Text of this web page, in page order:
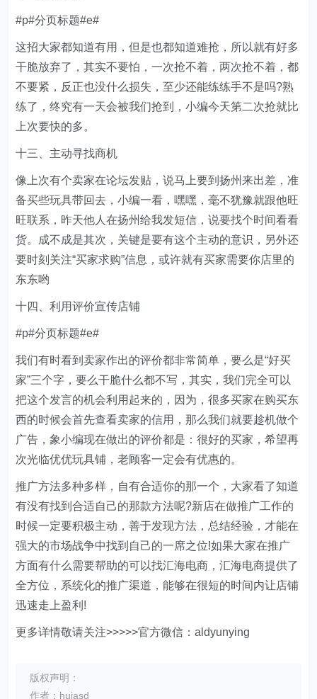
#p#分页标题#e#
这招大家都知道有用，但是也都知道难抢，所以就有好多
干脆放弃了，其实不要怕，一次抢不着，两次抢不着，都
不要紧，反正也没什么损失，至少还能练练手不是吗?熟
练了，终究有一天会被我们抢到，小编今天第二次抢就比
上次要快的多。
十三、主动寻找商机
像上次有个卖家在论坛发贴，说马上要到扬州来出差，准
备买些玩具带回去，小编一看，嘿嘿，毫不犹豫就跟他旺
旺联系，昨天他人在扬州给我发短信，说要找个时间看看
货。成不成是其次，关键是要有这个主动的意识，另外还
要时刻关注“买家求购”信息，或许就有买家需要你店里的
东东哟
十四、利用评价宣传店铺
#p#分页标题#e#
我们有时看到卖家作出的评价都非常简单，要么是“好买
家”三个字，要么干脆什么都不写，其实，我们完全可以
把这个发言的机会利用起来的，因为，很多买家在购买东
西的时候会首先查看卖家的信用，那么我们就要趁机做个
广告，象小编现在做出的评价都是：很好的买家，希望再
次光临优优玩具铺，老顾客一定会有优惠的。
推广方法多种多样，自有合适你的那一个，大家看了知道
有没有找到合适自己的那款方法呢?新店在做推广工作的
时候一定要积极主动，善于发现方法，总结经验，才能在
强大的市场战争中找到自己的一席之位!如果大家在推广
方面有什么需要帮助的可以找汇海电商，汇海电商提供了
全方位，系统化的推广渠道，能够在很短的时间内让店铺
迅速走上盈利!
更多详情敬请关注>>>>>官方微信：aldyunying
版权声明：
作者：huiasd